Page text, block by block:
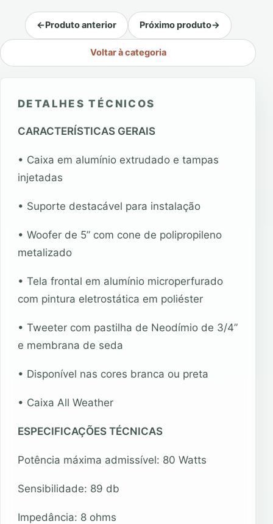
←Produto anterior
Voltar à categoria
Próximo produto→
DETALHES TÉCNICOS
CARACTERÍSTICAS GERAIS
• Caixa em alumínio extrudado e tampas
injetadas
• Suporte destacável para instalação
• Woofer de 5” com cone de polipropileno
metalizado
• Tela frontal em alumínio microperfurado
com pintura eletrostática em poliéster
• Tweeter com pastilha de Neodímio de 3/4”
e membrana de seda
• Disponível nas cores branca ou preta
• Caixa All Weather
ESPECIFICAÇÕES TÉCNICAS
Potência máxima admissível: 80 Watts
Sensibilidade: 89 db
Impedância: 8 ohms